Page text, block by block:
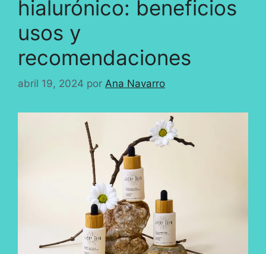
hialurónico: beneficios
usos y
recomendaciones
abril 19, 2024 por Ana Navarro